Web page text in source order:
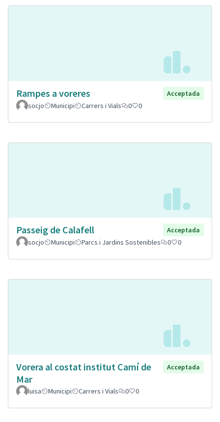
Rampes a voreres
Acceptada
socjo
Municipi Carrers i Vials 0 0
Passeig de Calafell
Acceptada
socjo
Municipi Parcs i Jardins Sostenibles 0 0
Vorera al costat institut Camí de
Mar
Acceptada
luisa Municipi Carrers i Vials 0 0